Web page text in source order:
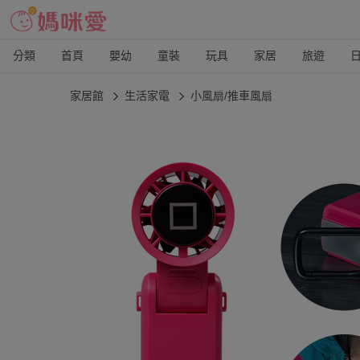
分類 首頁 嬰幼 童裝 玩具 家居 旅遊
家居館 生活家電 小風扇/推車風扇